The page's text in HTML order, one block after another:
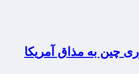
چین به مذاق آمریکا